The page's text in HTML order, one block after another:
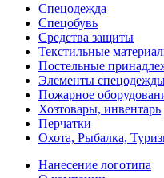
Спецодежда
Спецобувь
Средства защиты
Текстильные
Постельные
Элементы
Пожарное
Хозтовары, инвентарь
Перчатки
Охота, Рыбалка,
Нанесение логотипа